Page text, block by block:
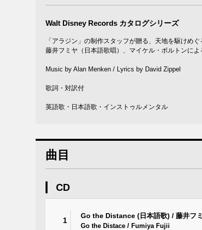
Walt Disney Records カタログシリーズ
「アラジン」の制作スタッフが贈る、天地を駆けめ
藤井フミヤ（日本語歌唱）、マイケル・ボルトンに
Music by Alan Menken / Lyrics by David Zippel
歌詞・対訳付
英語歌・日本語歌・インストゥルメンタル
曲目
CD
1
Go the Distance (日本語歌) / 藤井フ
Go the Distace / Fumiya Fujii